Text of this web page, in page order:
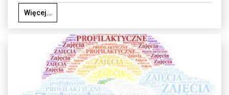
Więcej…